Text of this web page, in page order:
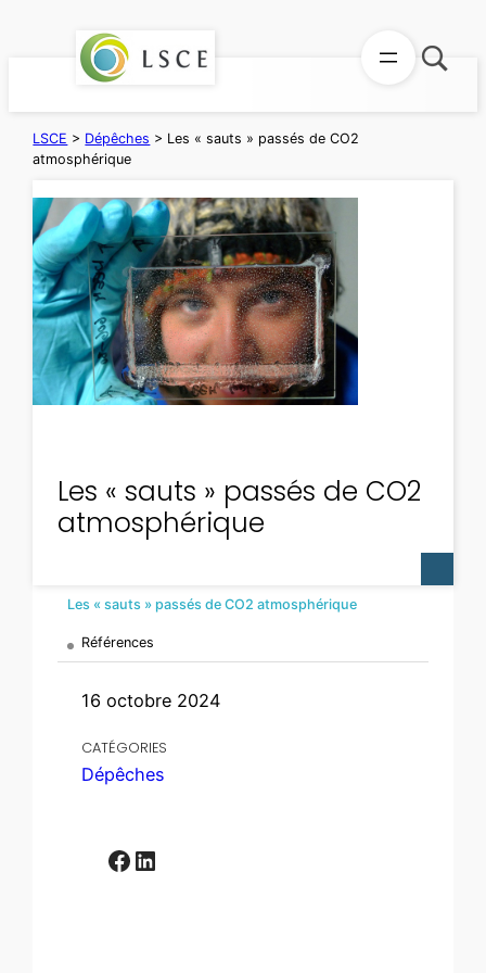
LSCE > Dépêches > Les « sauts » passés de CO2
atmosphérique
Les « sauts » passés de CO2
atmosphérique
Les « sauts » passés de CO2 atmosphérique
Références
16 octobre 2024
CATÉGORIES
Dépêches
Facebook LinkedIn